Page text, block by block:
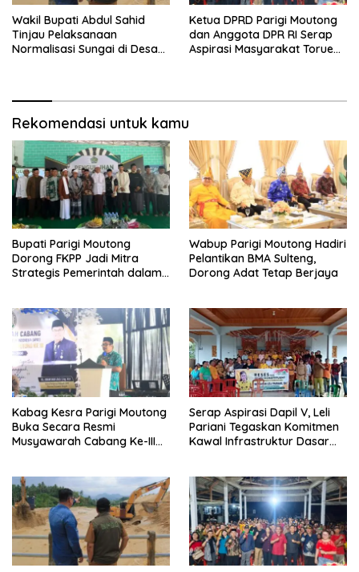
Wakil Bupati Abdul Sahid
Tinjau Pelaksanaan
Normalisasi Sungai di Desa
Ketua DPRD Parigi Moutong
dan Anggota DPR RI Serap
Aspirasi Masyarakat Torue
Rekomendasi untuk kamu
Bupati Parigi Moutong
Dorong FKPP Jadi Mitra
Strategis Pemerintah dalam
Wabup Parigi Moutong Hadiri
Pelantikan BMA Sulteng,
Dorong Adat Tetap Berjaya
Kabag Kesra Parigi Moutong
Buka Secara Resmi
Musyawarah Cabang Ke-III
Serap Aspirasi Dapil V, Leli
Pariani Tegaskan Komitmen
Kawal Infrastruktur Dasar